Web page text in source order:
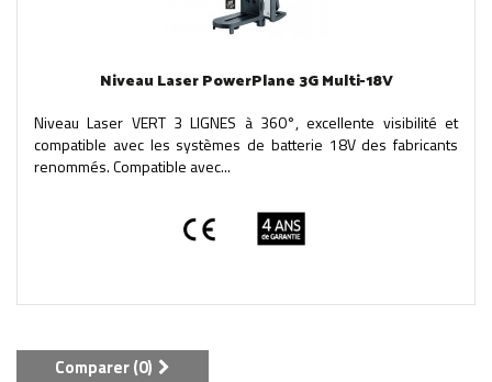
Niveau Laser PowerPlane 3G Multi-18V
Niveau Laser VERT 3 LIGNES à 360°, excellente visibilité et
compatible avec les systèmes de batterie 18V des fabricants
renommés. Compatible avec...
Comparer (0)